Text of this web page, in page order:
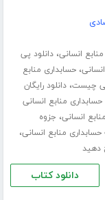
انسانی،دانلود پی
،حسابداری منابع
چیست،دانلود رایگان
حسابداری منابع انسانی
انسانی، جزوه
حسابداری منابع انسانی،
دهید
دانلود کتاب